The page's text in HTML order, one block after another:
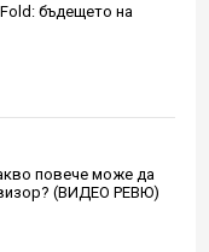
бъдещето на
повече може да
(ВИДЕО РЕВЮ)